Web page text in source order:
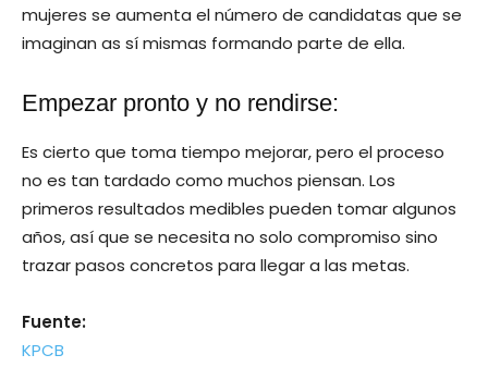
mujeres se aumenta el número de candidatas que se
imaginan as sí mismas formando parte de ella.
Empezar pronto y no rendirse:
Es cierto que toma tiempo mejorar, pero el proceso
no es tan tardado como muchos piensan. Los
primeros resultados medibles pueden tomar algunos
años, así que se necesita no solo compromiso sino
trazar pasos concretos para llegar a las metas.
Fuente:
KPCB